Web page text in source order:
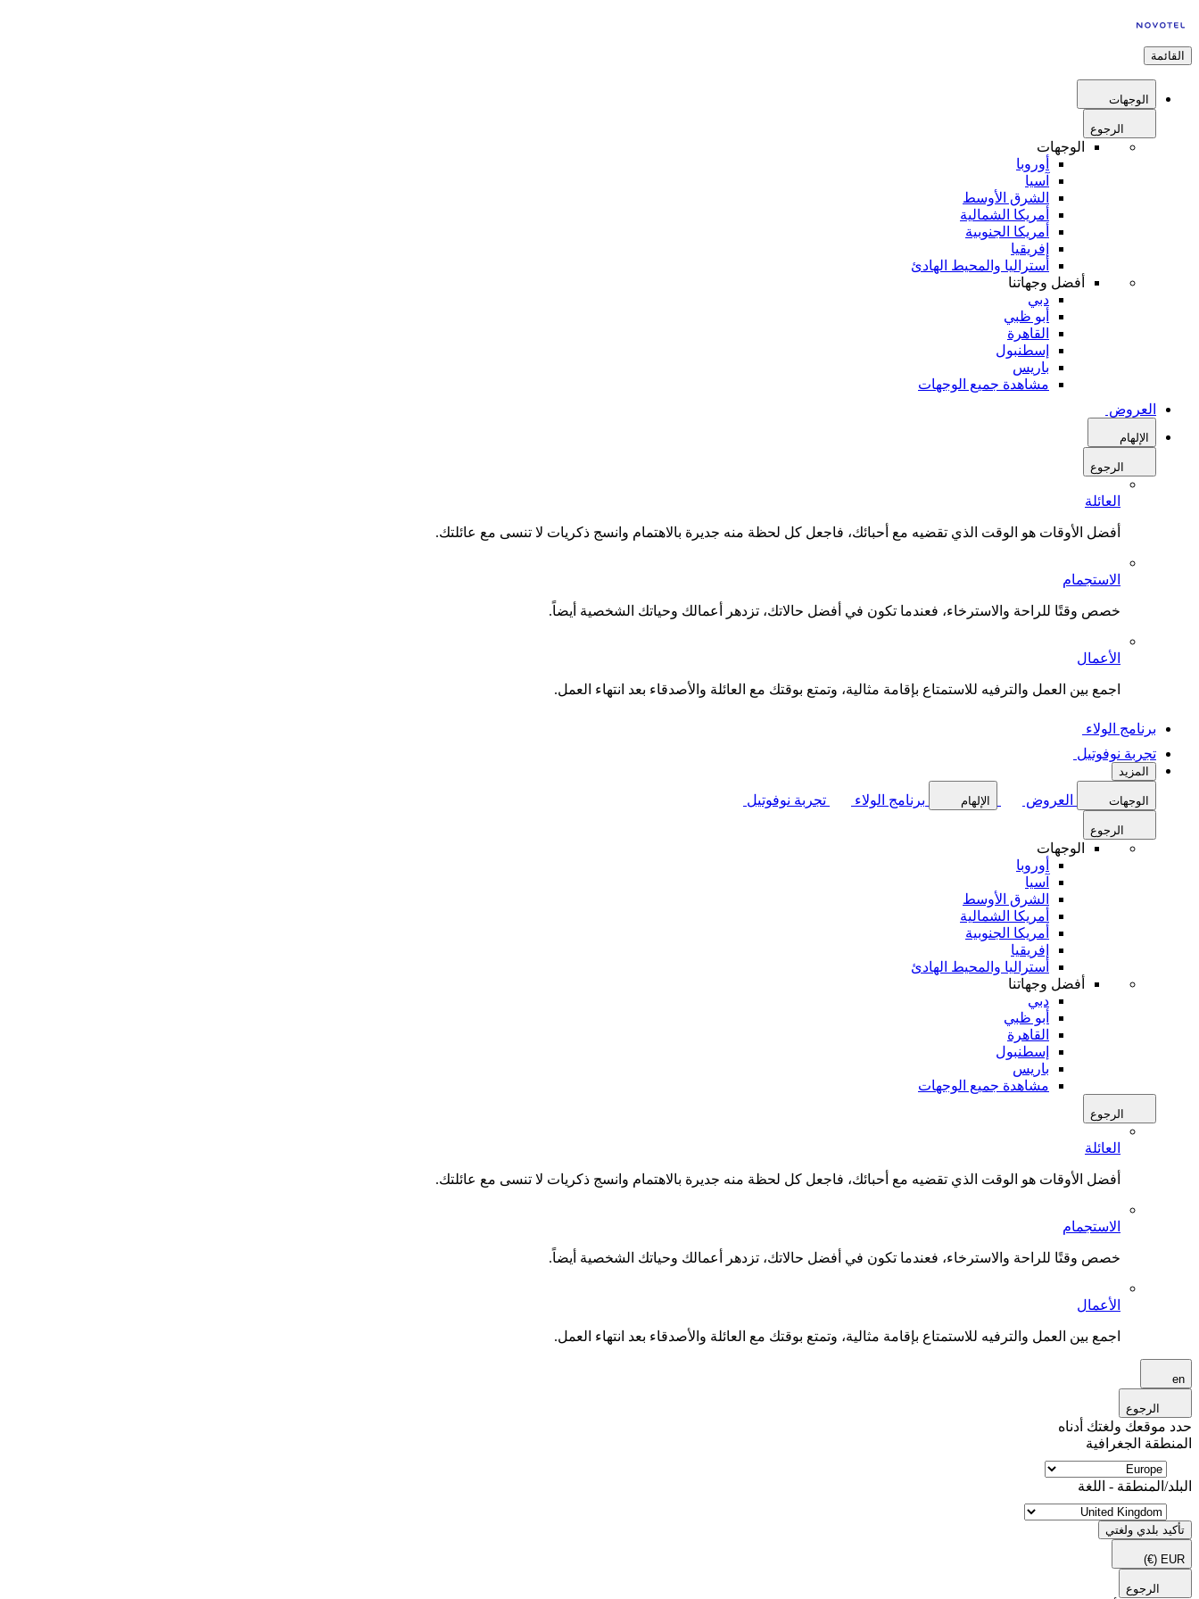
القائمة
الوجهات
الرجوع
الوجهات
أوروبا
آسيا
الشرق الأوسط
أمريكا الشمالية
أمريكا الجنوبية
إفريقيا
أستراليا والمحيط الهادئ
أفضل وجهاتنا
دبي
أبو ظبي
القاهرة
إسطنبول
باريس
مشاهدة جميع الوجهات
العروض
الإلهام
الرجوع
العائلة
أفضل الأوقات هو الوقت الذي تقضيه مع أحبائك، فاجعل كل لحظة منه جديرة بالاهتمام وانسج ذكريات لا تنسى مع عائلتك.
الاستجمام
خصص وقتًا للراحة والاسترخاء، فعندما تكون في أفضل حالاتك، تزدهر أعمالك وحياتك الشخصية أيضاً.
الأعمال
اجمع بين العمل والترفيه للاستمتاع بإقامة مثالية، وتمتع بوقتك مع العائلة والأصدقاء بعد انتهاء العمل.
برنامج الولاء
تجربة نوفوتيل
المزيد
الوجهات العروض الإلهام برنامج الولاء تجربة نوفوتيل
الرجوع
الوجهات
أوروبا
آسيا
الشرق الأوسط
أمريكا الشمالية
أمريكا الجنوبية
إفريقيا
أستراليا والمحيط الهادئ
أفضل وجهاتنا
دبي
أبو ظبي
القاهرة
إسطنبول
باريس
مشاهدة جميع الوجهات
الرجوع
العائلة
أفضل الأوقات هو الوقت الذي تقضيه مع أحبائك، فاجعل كل لحظة منه جديرة بالاهتمام وانسج ذكريات لا تنسى مع عائلتك.
الاستجمام
خصص وقتًا للراحة والاسترخاء، فعندما تكون في أفضل حالاتك، تزدهر أعمالك وحياتك الشخصية أيضاً.
الأعمال
اجمع بين العمل والترفيه للاستمتاع بإقامة مثالية، وتمتع بوقتك مع العائلة والأصدقاء بعد انتهاء العمل.
en
الرجوع
حدد موقعك ولغتك أدناه
المنطقة الجغرافية
البلد/المنطقة - اللغة
تأكيد بلدي ولغتي
EUR
(€)
الرجوع